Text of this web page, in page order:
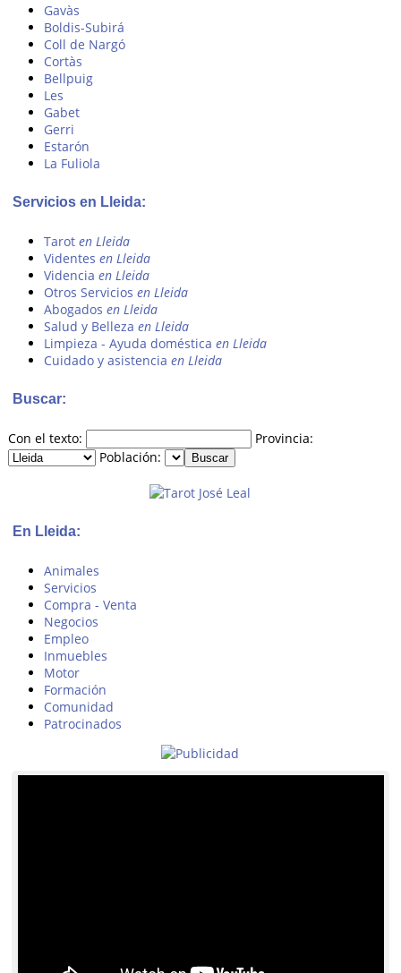
Gavàs
Boldis-Subirá
Coll de Nargó
Cortàs
Bellpuig
Les
Gabet
Gerri
Estarón
La Fuliola
Servicios en Lleida:
Tarot en Lleida
Videntes en Lleida
Videncia en Lleida
Otros Servicios en Lleida
Abogados en Lleida
Salud y Belleza en Lleida
Limpieza - Ayuda doméstica en Lleida
Cuidado y asistencia en Lleida
Buscar:
Con el texto:
Provincia:
Población:
En Lleida:
Animales
Servicios
Compra - Venta
Negocios
Empleo
Inmuebles
Motor
Formación
Comunidad
Patrocinados